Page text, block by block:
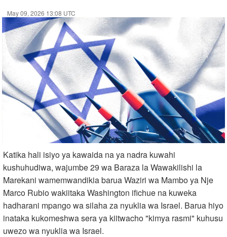
May 09, 2026 13:08 UTC
Katika hali isiyo ya kawaida na ya nadra kuwahi
kushuhudiwa, wajumbe 29 wa Baraza la Wawakilishi la
Marekani wamemwandikia barua Waziri wa Mambo ya Nje
Marco Rubio wakiitaka Washington ifichue na kuweka
hadharani mpango wa silaha za nyuklia wa Israel. Barua hiyo
inataka kukomeshwa sera ya kiitwacho "kimya rasmi" kuhusu
uwezo wa nyuklia wa Israel.